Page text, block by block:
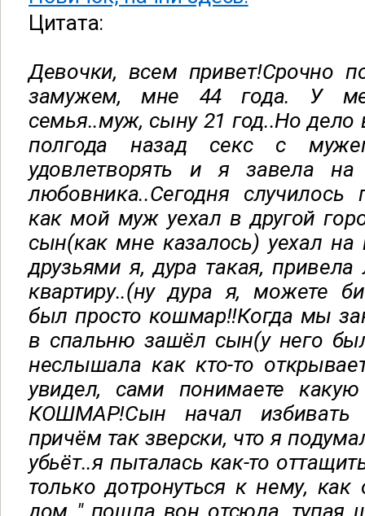
Цитата:
Девочки, всем привет!Срочно
замужем, мне 44 года. У
семья..муж, сыну 21 год..Но дело
полгода назад секс с
удовлетворять и я завела на
любовника..Сегодня случилось
как мой муж уехал в другой
сын(как мне казалось) уехал на
друзьями я, дура такая,
квартиру..(ну дура я, можете
был просто кошмар!!Когда мы
в спальню зашёл сын(у него
неслышала как кто-то
увидел, сами понимаете
КОШМАР!Сын начал избивать
причём так зверски, что я
убьёт..я пыталась как-то
только дотронуться к нему,
дом " пошла вон отсюда,